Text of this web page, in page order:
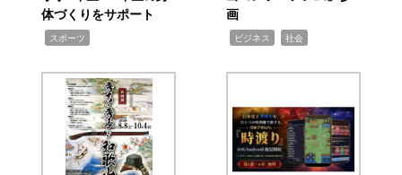
体づくりをサポート
スポーツ
画
ビジネス 社会